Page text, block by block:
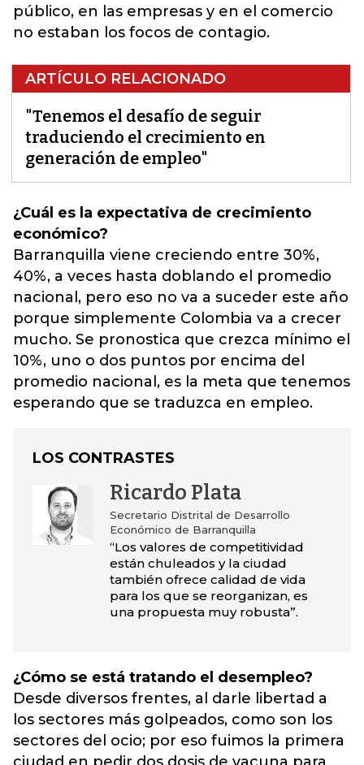
público, en las empresas y en el comercio
no estaban los focos de contagio.
ARTÍCULO RELACIONADO
"Tenemos el desafío de seguir
traduciendo el crecimiento en
generación de empleo"
¿Cuál es la expectativa de crecimiento
económico?
Barranquilla viene creciendo entre 30%,
40%, a veces hasta doblando el promedio
nacional, pero eso no va a suceder este año
porque simplemente Colombia va a crecer
mucho. Se pronostica que crezca mínimo el
10%, uno o dos puntos por encima del
promedio nacional, es la meta que tenemos
esperando que se traduzca en empleo.
LOS CONTRASTES
Ricardo Plata
Secretario Distrital de Desarrollo
Económico de Barranquilla
“Los valores de competitividad
están chuleados y la ciudad
también ofrece calidad de vida
para los que se reorganizan, es
una propuesta muy robusta”.
¿Cómo se está tratando el desempleo?
Desde diversos frentes, al darle libertad a
los sectores más golpeados, como son los
sectores del ocio; por eso fuimos la primera